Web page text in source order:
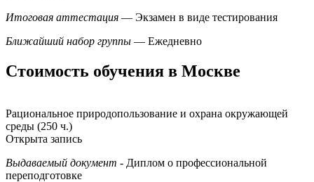
Итоговая аттестация — Экзамен в виде тестирования
Ближайший набор группы — Ежедневно
Стоимость обучения в Москве
Рациональное природопользование и охрана окружающей
среды (250 ч.)
Открыта запись
Выдаваемый документ - Диплом о профессиональной
переподготовке